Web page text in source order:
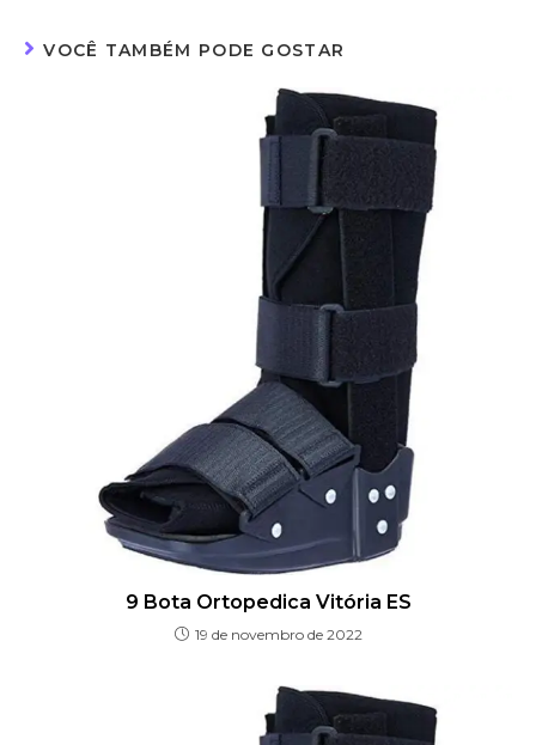
VOCÊ TAMBÉM PODE GOSTAR
9 Bota Ortopedica Vitória ES
19 de novembro de 2022